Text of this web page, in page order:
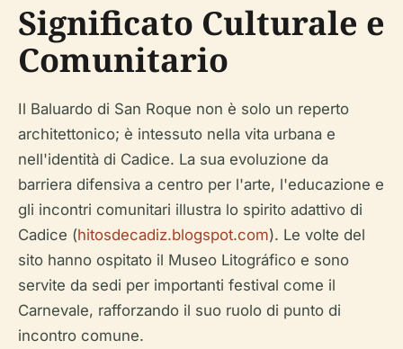
Significato Culturale e
Comunitario
Il Baluardo di San Roque non è solo un reperto
architettonico; è intessuto nella vita urbana e
nell'identità di Cadice. La sua evoluzione da
barriera difensiva a centro per l'arte, l'educazione e
gli incontri comunitari illustra lo spirito adattivo di
Cadice (hitosdecadiz.blogspot.com). Le volte del
sito hanno ospitato il Museo Litográfico e sono
servite da sedi per importanti festival come il
Carnevale, rafforzando il suo ruolo di punto di
incontro comune.